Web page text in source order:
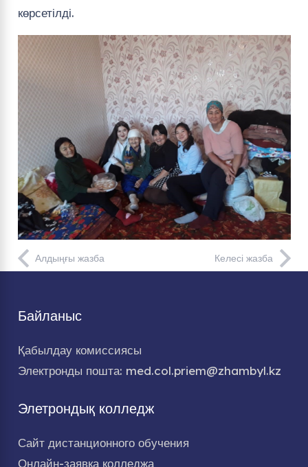
көрсетілді.
Алдыңғы жазба Келесі жазба
Байланыс
Қабылдау комиссиясы
Электронды пошта: med.col.priem@zhambyl.kz
Элетрондық колледж
Сайт дистанционного обучения
Онлайн-заявка колледжа